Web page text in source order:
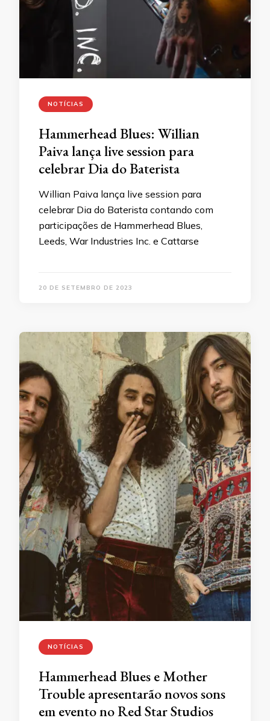
NOTÍCIAS
Hammerhead Blues: Willian
Paiva lança live session para
celebrar Dia do Baterista
Willian Paiva lança live session para
celebrar Dia do Baterista contando com
participações de Hammerhead Blues,
Leeds, War Industries Inc. e Cattarse
20 DE SETEMBRO DE 2023
NOTÍCIAS
Hammerhead Blues e Mother
Trouble apresentarão novos sons
em evento no Red Star Studios